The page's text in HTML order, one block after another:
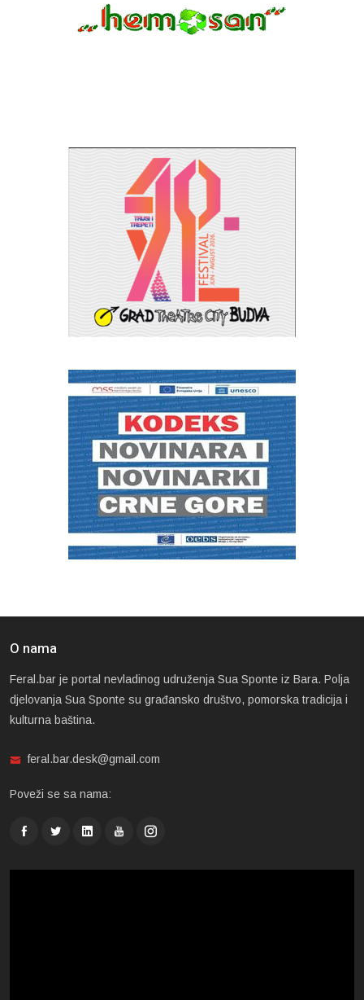
O nama
Feral.bar je portal nevladinog udruženja Sua Sponte iz Bara. Polja
djelovanja Sua Sponte su građansko društvo, pomorska tradicija i
kulturna baština.
feral.bar.desk@gmail.com
Poveži se sa nama: